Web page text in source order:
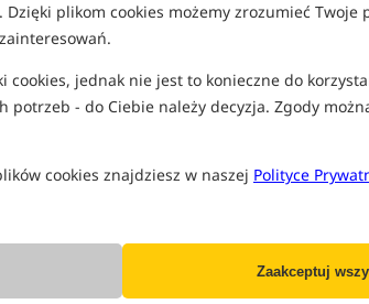
Dzięki plikom cookies możemy zrozumieć Twoje
cookies, jednak nie jest to konieczne do
potrzeb - do Ciebie należy decyzja. Zgody
cookies znajdziesz w naszej Polityce
Zaakceptuj
rozmiar 0.35/1020
EAN: 3422993036908
0,40
Koniec
rozmiar 0.40/790
Koniec